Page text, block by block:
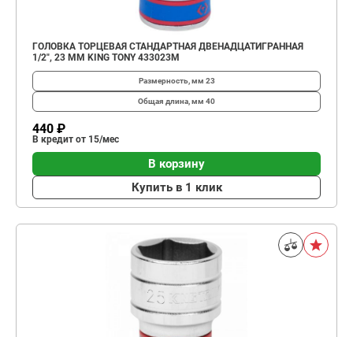
ГОЛОВКА ТОРЦЕВАЯ СТАНДАРТНАЯ ДВЕНАДЦАТИГРАННАЯ
1/2", 23 ММ KING TONY 433023M
Размерность, мм 23
Общая длина, мм 40
440 ₽
В кредит от 15/мес
В корзину
Купить в 1 клик